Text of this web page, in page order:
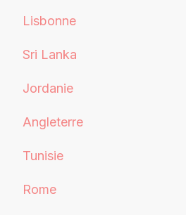
Lisbonne
Sri Lanka
Jordanie
Angleterre
Tunisie
Rome